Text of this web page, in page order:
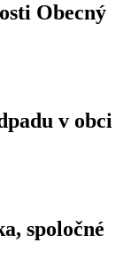
Obecný
v obci
spoločné